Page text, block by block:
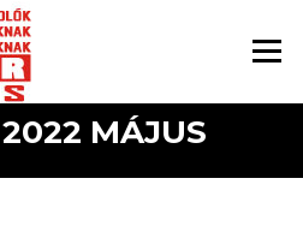
Menü
MÁJUS